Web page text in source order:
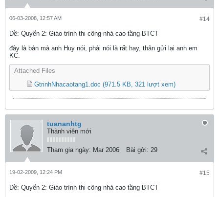
#14
06-03-2008, 12:57 AM
Ðề: Quyển 2: Giáo trình thi công nhà cao tầng BTCT
đây là bản mà anh Huy nói, phải nói là rất hay, thân gửi lại anh em
KC.
Attached Files
GtrinhNhacaotang1.doc (971.5 KB, 321 lượt xem)
tuananhtg
Thành viên mới
Tham gia ngày: Mar 2006 Bài gởi: 29
#15
19-02-2009, 12:24 PM
Ðề: Quyển 2: Giáo trình thi công nhà cao tầng BTCT